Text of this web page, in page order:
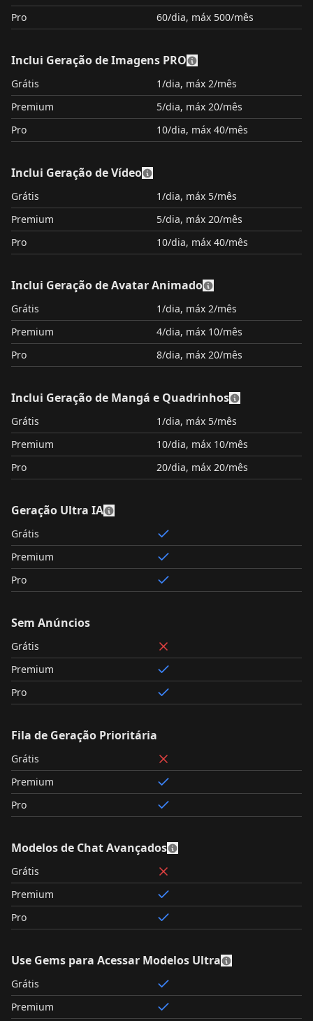
Pro
60/dia, máx 500/mês
Inclui Geração de Imagens PRO
Grátis
1/dia, máx 2/mês
Premium
5/dia, máx 20/mês
Pro
10/dia, máx 40/mês
Inclui Geração de Vídeo
Grátis
1/dia, máx 5/mês
Premium
5/dia, máx 20/mês
Pro
10/dia, máx 40/mês
Inclui Geração de Avatar Animado
Grátis
1/dia, máx 2/mês
Premium
4/dia, máx 10/mês
Pro
8/dia, máx 20/mês
Inclui Geração de Mangá e Quadrinhos
Grátis
1/dia, máx 5/mês
Premium
10/dia, máx 10/mês
Pro
20/dia, máx 20/mês
Geração Ultra IA
Grátis
Premium
Pro
Sem Anúncios
Grátis
Premium
Pro
Fila de Geração Prioritária
Grátis
Premium
Pro
Modelos de Chat Avançados
Grátis
Premium
Pro
Use Gems para Acessar Modelos Ultra
Grátis
Premium